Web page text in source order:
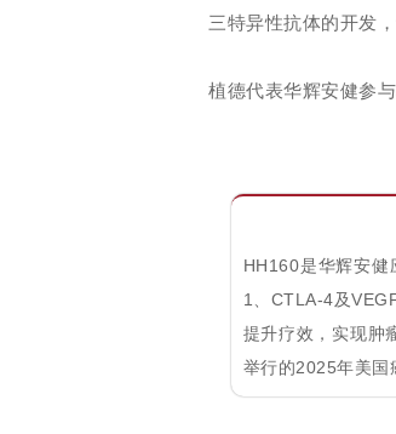
三特异性抗体的开发
植德代表华辉安健参
HH160是华辉安
1、CTLA-4及
提升疗效，实现肿
举行的2025年美国